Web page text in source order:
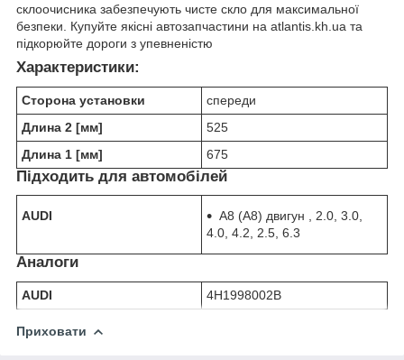
склоочисника забезпечують чисте скло для максимальної
безпеки. Купуйте якісні автозапчастини на atlantis.kh.ua та
підкорюйте дороги з упевненістю
Характеристики:
Сторона установки
спереди
Длина 2 [мм]
525
Длина 1 [мм]
675
Підходить для автомобілей
AUDI
A8 (А8) двигун , 2.0, 3.0,
4.0, 4.2, 2.5, 6.3
Аналоги
AUDI 4H1998002B
Приховати